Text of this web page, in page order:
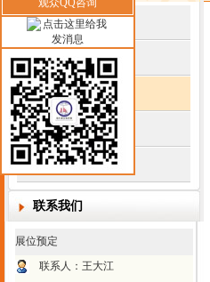
观众QQ咨询
展馆指南
酒店预订
展位预定
广告赞助
展位报价
联系我们
展位预定
联系人：王大江